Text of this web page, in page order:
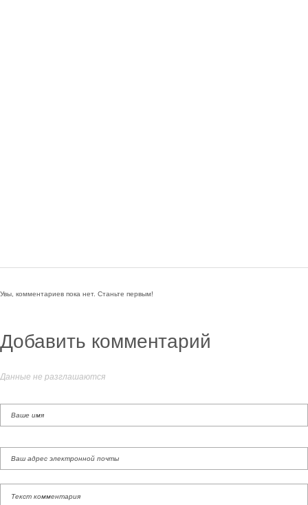
Увы, комментариев пока нет. Станьте первым!
Добавить комментарий
Данные не разглашаются